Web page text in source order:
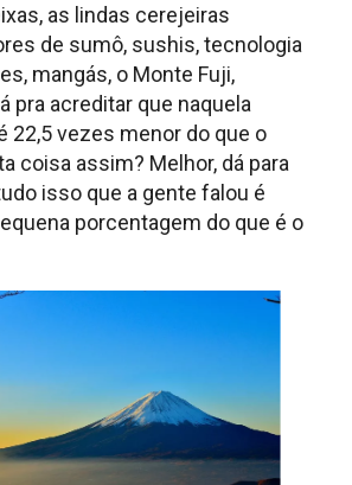
as lindas cerejeiras
de sumô, sushis, tecnologia
mangás, o Monte Fuji,
pra acreditar que naquela
22,5 vezes menor do que o
coisa assim? Melhor, dá para
isso que a gente falou é
porcentagem do que é o